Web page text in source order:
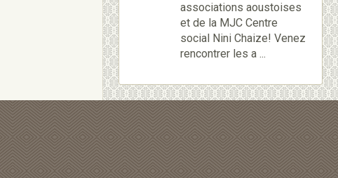
associations aoustoises
et de la MJC Centre
social Nini Chaize! Venez
rencontrer les a ...